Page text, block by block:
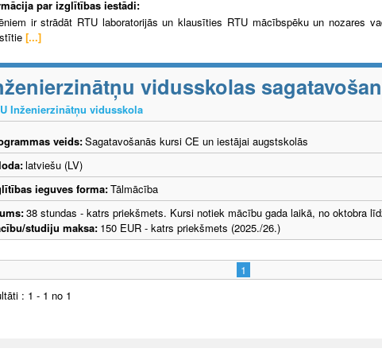
par izglītības iestādi:
ir strādāt RTU laboratorijās un klausīties RTU mācībspēku un nozares
[...]
vidusskolas
Inženierzinātņu vidusskola
veids:Sagatavošanās kursi CE un iestājai augstskolās
latviešu (LV)
ieguves forma:Tālmācība
38 stundas - katrs priekšmets. Kursi notiek mācību gada laikā, no oktobra
studiju maksa: 150 EUR - katrs priekšmets (2025./26.)
1
: 1 - 1 no 1